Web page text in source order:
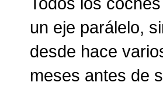
un eje parálelo,
desde hace
meses antes de